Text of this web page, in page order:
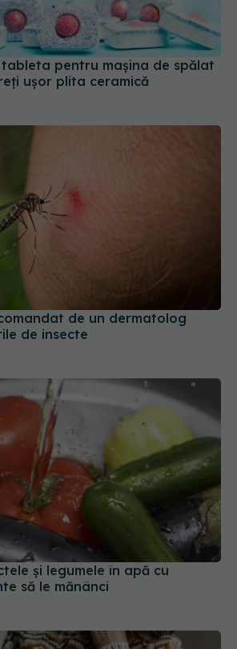
pentru mașina de spălat
ușor plita ceramică
de un dermatolog
de insecte
și legumele în apă cu
să le mănânci